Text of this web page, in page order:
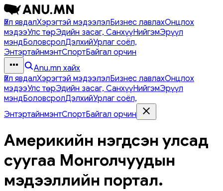
Үйл явдалХэрэгтэй мэдээлэлБизнес лавлахОнцлох
мэдээУлс төрЭдийн засаг, СанхүүНийгэмЭрүүл
мэндБоловсролДэлхийУрлаг соёл,
ЭнтэртайнмэнтСпортБайгал орчин
Anu.mn хайх
Үйл явдалХэрэгтэй мэдээлэлБизнес лавлахОнцлох
мэдээУлс төрЭдийн засаг, СанхүүНийгэмЭрүүл
мэндБоловсролДэлхийУрлаг соёл,
ЭнтэртайнмэнтСпортБайгал орчин
Америкийн нэгдсэн улсад
суугаа Монголчуудын
мэдээллийн портал.